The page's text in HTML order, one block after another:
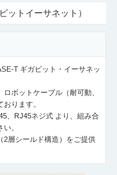
ットイーサネット）
T ギガビット・イーサネッ
ボットケーブル（耐可動、
ります。
、RJ45ネジ式 より、組み合
。
2層シールド構造）をご提供